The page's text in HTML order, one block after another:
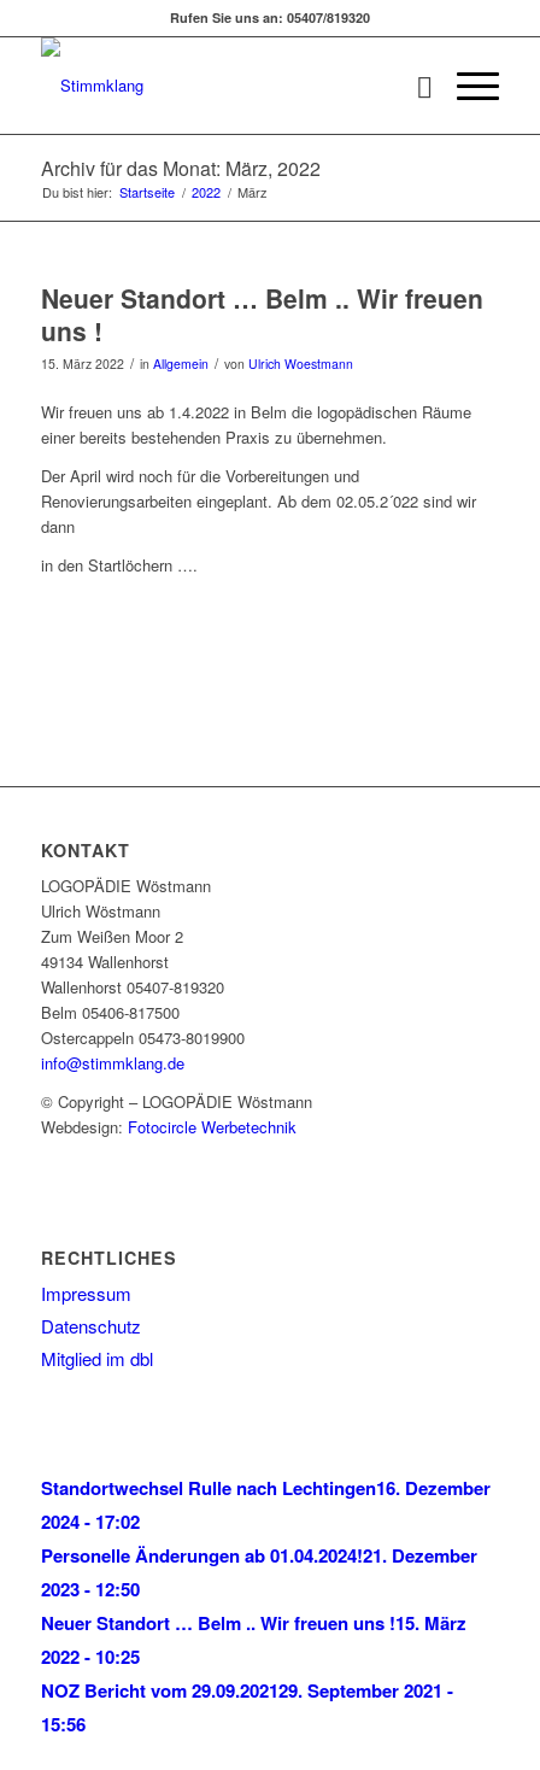
Rufen Sie uns an: 05407/819320
Archiv für das Monat: März, 2022
Du bist hier: Startseite / 2022 / März
Neuer Standort … Belm .. Wir freuen
uns !
15. März 2022 / in Allgemein / von Ulrich Woestmann
Wir freuen uns ab 1.4.2022 in Belm die logopädischen Räume
einer bereits bestehenden Praxis zu übernehmen.
Der April wird noch für die Vorbereitungen und
Renovierungsarbeiten eingeplant. Ab dem 02.05.2´022 sind wir
dann
in den Startlöchern ….
KONTAKT
LOGOPÄDIE Wöstmann
Ulrich Wöstmann
Zum Weißen Moor 2
49134 Wallenhorst
Wallenhorst 05407-819320
Belm 05406-817500
Ostercappeln 05473-8019900
info@stimmklang.de
© Copyright – LOGOPÄDIE Wöstmann
Webdesign: Fotocircle Werbetechnik
RECHTLICHES
Impressum
Datenschutz
Mitglied im dbl
Standortwechsel Rulle nach Lechtingen16. Dezember
2024 - 17:02
Personelle Änderungen ab 01.04.2024!21. Dezember
2023 - 12:50
Neuer Standort … Belm .. Wir freuen uns !15. März
2022 - 10:25
NOZ Bericht vom 29.09.202129. September 2021 -
15:56